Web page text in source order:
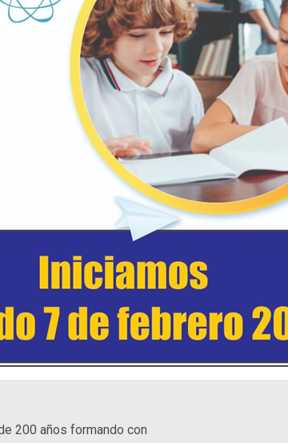
200 años formando con